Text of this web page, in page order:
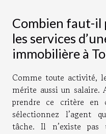
Combien faut-il
les services
immobilière à
Comme toute activité,
mérite aussi un salaire.
prendre ce critère en
sélectionnez l’agent
tâche. Il n’existe